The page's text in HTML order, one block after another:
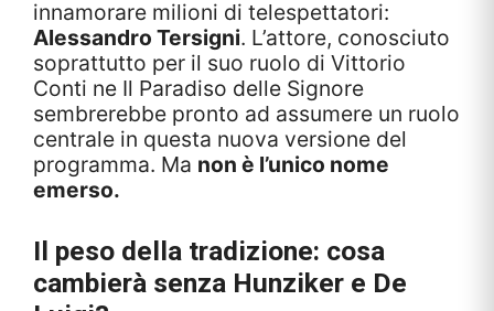
innamorare milioni di telespettatori:
Alessandro Tersigni. L’attore, conosciuto
soprattutto per il suo ruolo di Vittorio
Conti ne Il Paradiso delle Signore
sembrerebbe pronto ad assumere un ruolo
centrale in questa nuova versione del
programma. Ma non è l’unico nome
emerso.
Il peso della tradizione: cosa
cambierà senza Hunziker e De